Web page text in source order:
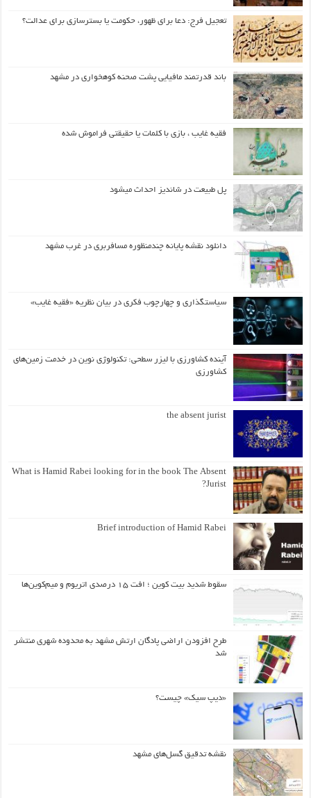
تعجیل فرج: دعا برای ظهور، حکومت یا بسترسازی برای عدالت؟
باند قدرتمند مافیایی پشت صحنه کوهخواری در مشهد
فقیه غایب ، بازی با کلمات یا حقیقتی فراموش شده
پل طبیعت در شاندیز احداث میشود
دانلود نقشه پایانه چندمنظوره مسافربری در غرب مشهد
سیاستگذاری و چهارچوب فکری در بیان نظریه «فقیه غایب»
آینده کشاورزی با لیزر سطحی: تکنولوژی نوین در خدمت زمین‌های
کشاورزی
the absent jurist
What is Hamid Rabei looking for in the book The Absent
Jurist?
Brief introduction of Hamid Rabei
سقوط شدید بیت کوین ؛ افت ۱۵ درصدی اتریوم و میم‌کوین‌ها
طرح افزودن اراضی پادگان ارتش مشهد به محدوده شهری منتشر
شد
«دیپ سیک» چیست؟
نقشه تدقیق گسل‌های مشهد